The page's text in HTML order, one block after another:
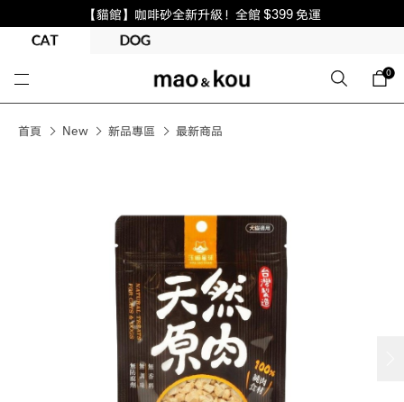
【貓館】咖啡砂全新升級！全館 $399 免運
0
首頁 New 新品專區 最新商品